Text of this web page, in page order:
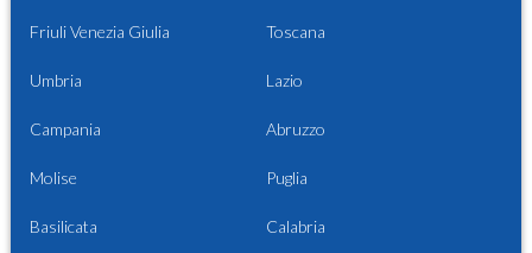
Friuli Venezia Giulia Toscana
Umbria Lazio
Campania Abruzzo
Molise Puglia
Basilicata Calabria